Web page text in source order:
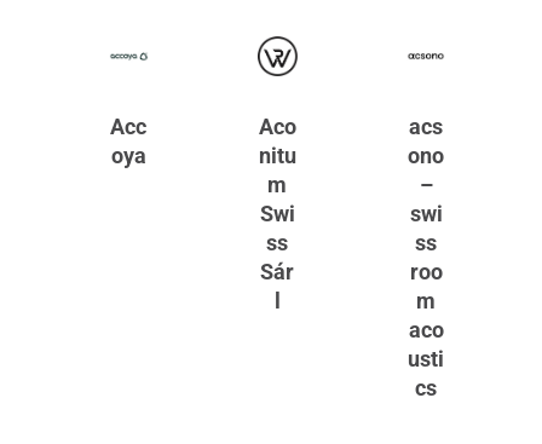
Acc
oya
Aco
nitu
m
Swi
ss
Sár
acs
ono
–
swi
ss
roo
m
aco
usti
cs